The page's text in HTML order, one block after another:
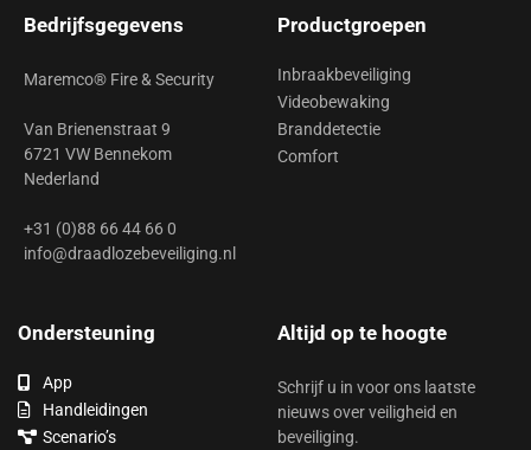
Bedrijfsgegevens
Maremco® Fire & Security
Van Brienenstraat 9
6721 VW Bennekom
Nederland
+31 (0)88 66 44 66 0
info@draadlozebeveiliging.nl
Productgroepen
Inbraakbeveiliging
Videobewaking
Branddetectie
Comfort
Ondersteuning
App
Handleidingen
Scenario’s
Altijd op te hoogte
Schrijf u in voor ons laatste
nieuws over veiligheid en
beveiliging.